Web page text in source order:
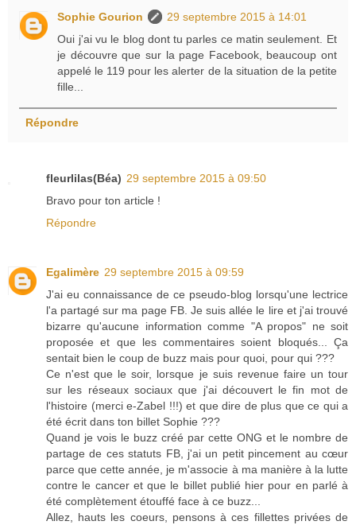
Sophie Gourion
29 septembre 2015 à 14:01
Oui j'ai vu le blog dont tu parles ce matin seulement. Et
je découvre que sur la page Facebook, beaucoup ont
appelé le 119 pour les alerter de la situation de la petite
fille...
Répondre
fleurlilas(Béa) 29 septembre 2015 à 09:50
Bravo pour ton article !
Répondre
Egalimère 29 septembre 2015 à 09:59
J'ai eu connaissance de ce pseudo-blog lorsqu'une lectrice
l'a partagé sur ma page FB. Je suis allée le lire et j'ai trouvé
bizarre qu'aucune information comme "A propos" ne soit
proposée et que les commentaires soient bloqués... Ça
sentait bien le coup de buzz mais pour quoi, pour qui ???
Ce n'est que le soir, lorsque je suis revenue faire un tour
sur les réseaux sociaux que j'ai découvert le fin mot de
l'histoire (merci e-Zabel !!!) et que dire de plus que ce qui a
été écrit dans ton billet Sophie ???
Quand je vois le buzz créé par cette ONG et le nombre de
partage de ces statuts FB, j'ai un petit pincement au cœur
parce que cette année, je m'associe à ma manière à la lutte
contre le cancer et que le billet publié hier pour en parlé à
été complètement étouffé face à ce buzz...
Allez, hauts les coeurs, pensons à ces fillettes privées de